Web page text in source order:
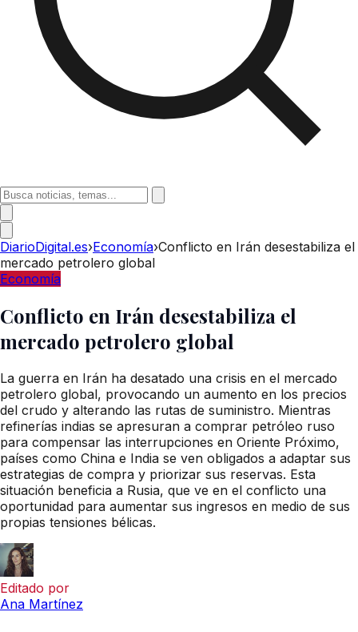
DiarioDigital.es›Economía›Conflicto en Irán desestabiliza el
mercado petrolero global
Economía
Conflicto en Irán desestabiliza el
mercado petrolero global
La guerra en Irán ha desatado una crisis en el mercado
petrolero global, provocando un aumento en los precios
del crudo y alterando las rutas de suministro. Mientras
refinerías indias se apresuran a comprar petróleo ruso
para compensar las interrupciones en Oriente Próximo,
países como China e India se ven obligados a adaptar sus
estrategias de compra y priorizar sus reservas. Esta
situación beneficia a Rusia, que ve en el conflicto una
oportunidad para aumentar sus ingresos en medio de sus
propias tensiones bélicas.
Editado por
Ana Martínez